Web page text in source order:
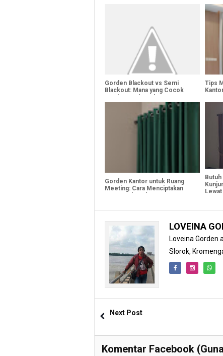
Gorden Blackout vs Semi
Blackout: Mana yang Cocok
Tips
Gorden Kantor untuk Ruang
Meeting: Cara Menciptakan
LOVEINA
Loveina Gorden
Slorok,
Next Post
Komentar Facebook